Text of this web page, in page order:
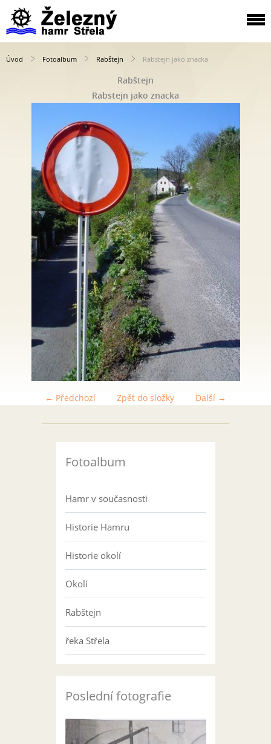
Úvod Fotoalbum Rabštejn Rabstejn jako znacka
Rabštejn
Rabstejn jako znacka
← Předchozí Další →
Zpět do složky
Fotoalbum
Hamr v současnosti
Historie Hamru
Historie okolí
Okolí
Rabštejn
řeka Střela
Poslední fotografie